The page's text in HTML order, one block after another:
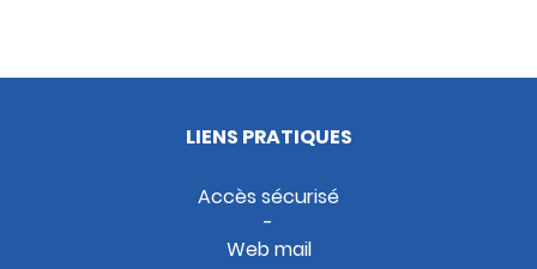
LIENS PRATIQUES
Accès sécurisé
Web mail